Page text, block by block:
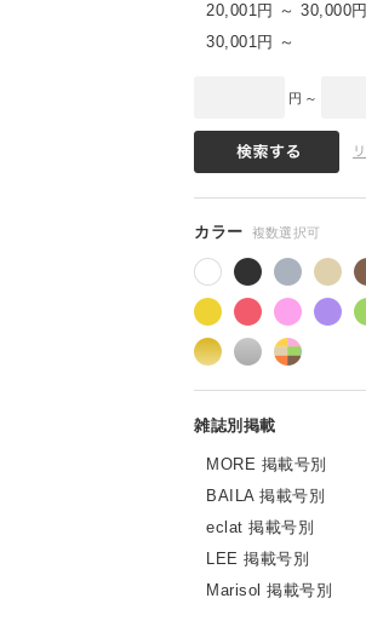
20,001円 ～ 30,000円
30,001円 ～
円 ～
MORE 掲載号別
BAILA 掲載号別
eclat 掲載号別
LEE 掲載号別
Marisol 掲載号別